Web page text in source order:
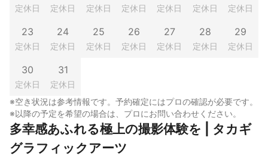
定休日 定休日 定休日 定休日 定休日 定休日 定休日
23
定休日
24
定休日
25
定休日
26
定休日
27
定休日
28
定休日
29
定休日
30
定休日
31
定休日
※空き状況は参考情報です。予約確定にはプロの確認が必要です。
※以降の予定を希望の場合は、プロにお問い合わせください。
多幸感あふれる極上の撮影体験を | タカギ
グラフィックアーツ